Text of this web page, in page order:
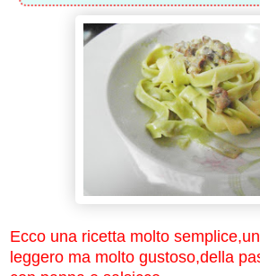
Ecco una ricetta molto
leggero ma molto gustoso,della